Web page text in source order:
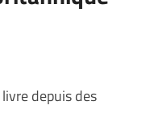
depuis des